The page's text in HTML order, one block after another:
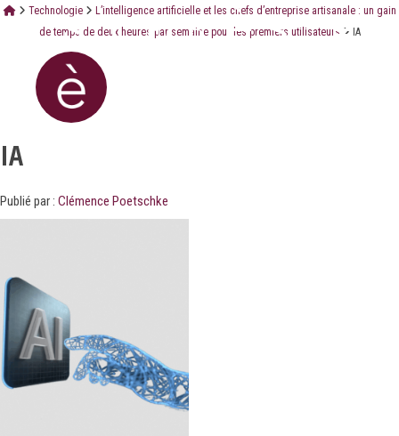
Technologie
L’intelligence artificielle et les chefs d’entreprise artisanale : un gain
de temps de deux heures par semaine pour les premiers utilisateurs
IA
IA
Publié par : Clémence Poetschke